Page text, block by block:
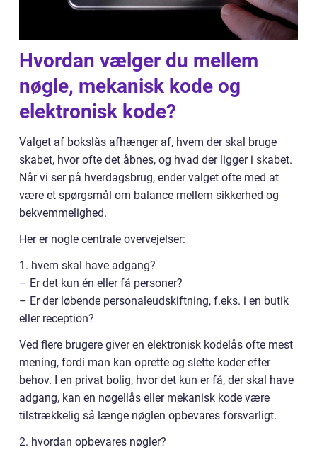
Hvordan vælger du mellem
nøgle, mekanisk kode og
elektronisk kode?
Valget af bokslås afhænger af, hvem der skal bruge
skabet, hvor ofte det åbnes, og hvad der ligger i skabet.
Når vi ser på hverdagsbrug, ender valget ofte med at
være et spørgsmål om balance mellem sikkerhed og
bekvemmelighed.
Her er nogle centrale overvejelser:
1. hvem skal have adgang?
– Er det kun én eller få personer?
– Er der løbende personaleudskiftning, f.eks. i en butik
eller reception?
Ved flere brugere giver en elektronisk kodelås ofte mest
mening, fordi man kan oprette og slette koder efter
behov. I en privat bolig, hvor det kun er få, der skal have
adgang, kan en nøgellås eller mekanisk kode være
tilstrækkelig så længe nøglen opbevares forsvarligt.
2. hvordan opbevares nøgler?